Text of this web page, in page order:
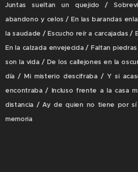
Juntas sueltan un quejido /
abandono y celos / En las barandas
la saudade / Escucho reír a carcajadas
En la calzada envejecida / Faltan
son la vida / De los callejones en la
día / Mi misterio descifraba / Y si
encontraba / Incluso frente a la casa
distancia / Ay de quien no tiene por sí
memoria